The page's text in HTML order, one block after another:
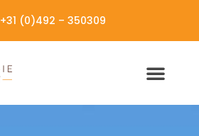
+31 (0)492 – 350309